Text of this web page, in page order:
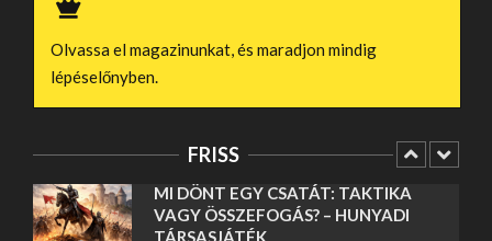
Olvassa el magazinunkat, és maradjon mindig
lépéselőnyben.
FRISS
CSATORNÁK ÉS KERÉKPÁRUTAK
NYOMÁBAN: EGYEDÜLÁLLÓ
Egyéb
MI DÖNT EGY CSATÁT: TAKTIKA
VAGY ÖSSZEFOGÁS? – HUNYADI
TÁRSASJÁTÉK